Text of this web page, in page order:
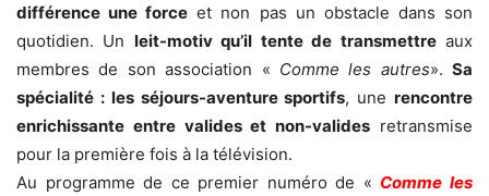
différence une force et non pas un obstacle dans son
quotidien. Un leit-motiv qu’il tente de transmettreaux
membres de son association « Comme les autres». Sa
spécialité : les séjours-aventure sportifs, unerencontre
enrichissante entre valides et non-valides retransmise
pour la première fois à la télévision.
Au programme de ce premier numéro de « Comme les